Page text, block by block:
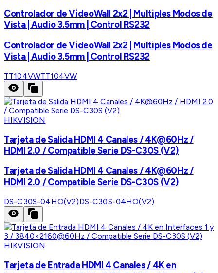
Controlador de VideoWall 2x2 | Multiples Modos de
Vista | Audio 3.5mm | Control RS232
Controlador de VideoWall 2x2 | Multiples Modos de
Vista | Audio 3.5mm | Control RS232
TT104VWTT104VW
HIKVISION
Tarjeta de Salida HDMI 4 Canales / 4K@60Hz /
HDMI 2.0 / Compatible Serie DS-C30S (V2)
Tarjeta de Salida HDMI 4 Canales / 4K@60Hz /
HDMI 2.0 / Compatible Serie DS-C30S (V2)
DS-C30S-04HO(V2)DS-C30S-04HO(V2)
HIKVISION
Tarjeta de Entrada HDMI 4 Canales / 4K en